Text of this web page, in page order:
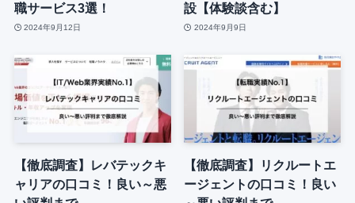
職サービス3選！
2024年9月12日
設【体験談含む】
2024年9月9日
【徹底調査】レバテックキ
ャリアの口コミ！良い～悪
【徹底調査】リクルートエ
ージェントの口コミ！良い